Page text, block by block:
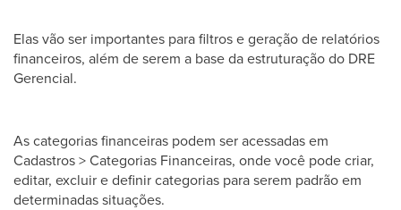
Elas vão ser importantes para filtros e geração de relatórios
financeiros, além de serem a base da estruturação do DRE
Gerencial.
As categorias financeiras podem ser acessadas em
Cadastros > Categorias Financeiras, onde você pode criar,
editar, excluir e definir categorias para serem padrão em
determinadas situações.